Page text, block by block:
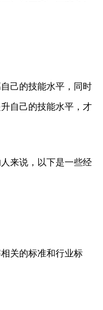
己的技能水平，同时
自己的技能水平，才
来说，以下是一些经
关的标准和行业标